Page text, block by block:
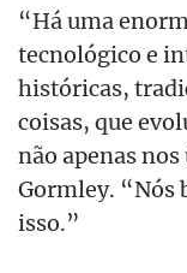
“Há uma
tecnológico e
históricas,
coisas, que
não apenas
Gormley. “Nós
isso.”